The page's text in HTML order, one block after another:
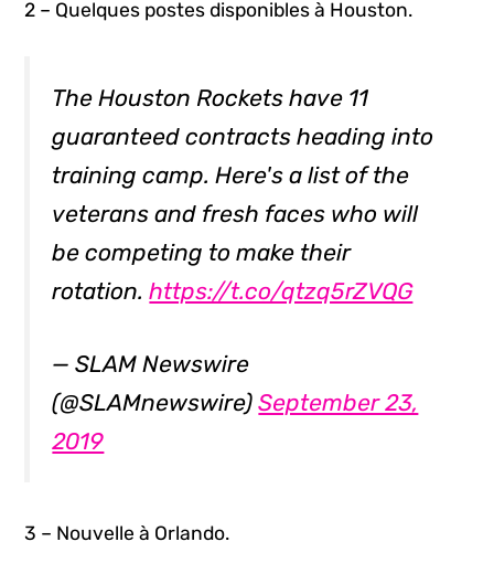
2 – Quelques postes disponibles à Houston.
The Houston Rockets have 11
guaranteed contracts heading into
training camp. Here's a list of the
veterans and fresh faces who will
be competing to make their
rotation.https://t.co/qtzq5rZVQG
— SLAM Newswire
(@SLAMnewswire)September 23,
2019
3 – Nouvelle à Orlando.